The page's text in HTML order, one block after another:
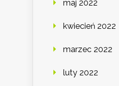
maj 2022
kwiecień 2022
marzec 2022
luty 2022